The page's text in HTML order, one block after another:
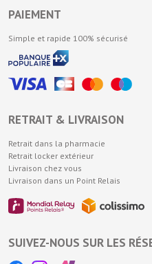
PAIEMENT
Simple et rapide 100% sécurisé
RETRAIT & LIVRAISON
Retrait dans la pharmacie
Retrait locker extérieur
Livraison chez vous
Livraison dans un Point Relais
SUIVEZ-NOUS SUR LES